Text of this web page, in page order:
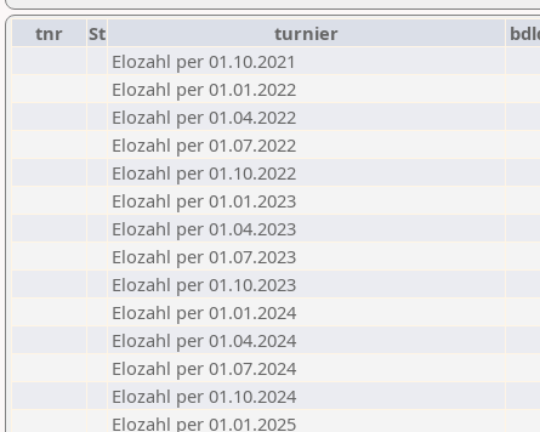
tnr
St turnier
Elozahl per 01.10.2021
Elozahl per 01.01.2022
Elozahl per 01.04.2022
Elozahl per 01.07.2022
Elozahl per 01.10.2022
Elozahl per 01.01.2023
Elozahl per 01.04.2023
Elozahl per 01.07.2023
Elozahl per 01.10.2023
Elozahl per 01.01.2024
Elozahl per 01.04.2024
Elozahl per 01.07.2024
Elozahl per 01.10.2024
Elozahl per 01.01.2025